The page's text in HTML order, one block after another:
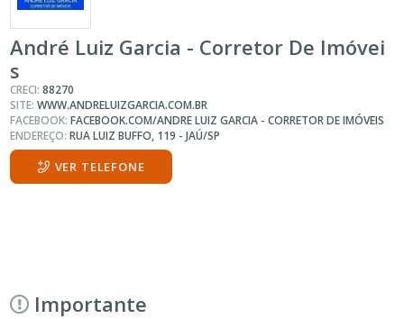
André Luiz Garcia - Corretor De Imóvei
s
CRECI:88270
SITE:WWW.ANDRELUIZGARCIA.COM.BR
FACEBOOK:FACEBOOK.COM/ANDRE LUIZ GARCIA - CORRETOR DE IMÓVEIS
ENDEREÇO:RUA LUIZ BUFFO, 119 - JAÚ/SP
VER TELEFONE
Importante